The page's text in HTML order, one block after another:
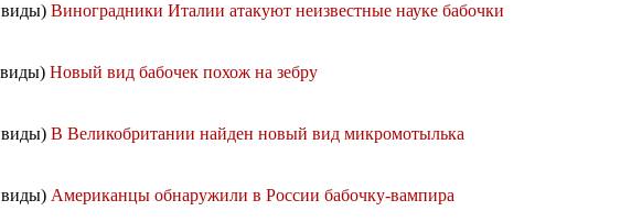
Виноградники Италии атакуют неизвестные науке бабочки
Новый вид бабочек похож на зебру
В Великобритании найден новый вид микромотылька
Американцы обнаружили в России бабочку-вампира